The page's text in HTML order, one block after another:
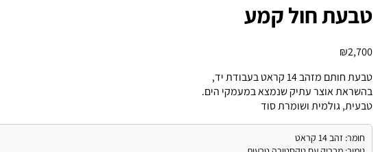
טבעת חול קמע
₪2,700
טבעת חותם מזהב 14 קראט בעבודת יד,
בהשראת אוצר עתיק שנמצא במעמקי הים.
טבעית, גולמית ושומרת סוד
חומר: זהב 14 קראט